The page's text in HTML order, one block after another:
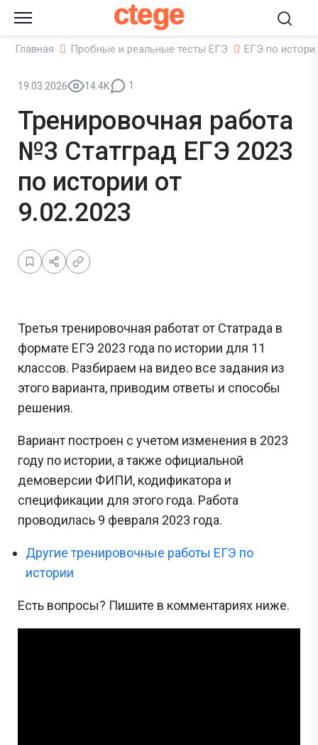
ctege
Главная Пробные и реальные тесты ЕГЭ ЕГЭ по
19.03.2026 14.4K 1
Тренировочная работа
№3 Статград ЕГЭ 2023
по истории от
9.02.2023
Третья тренировочная работат от Статрада в
формате ЕГЭ 2023 года по истории для 11
классов. Разбираем на видео все задания из
этого варианта, приводим ответы и способы
решения.
Вариант построен с учетом изменения в 2023
году по истории, а также официальной
демоверсии ФИПИ, кодификатора и
спецификации для этого года. Работа
проводилась 9 февраля 2023 года.
Другие тренировочные работы ЕГЭ по
истории
Есть вопросы? Пишите в комментариях ниже.